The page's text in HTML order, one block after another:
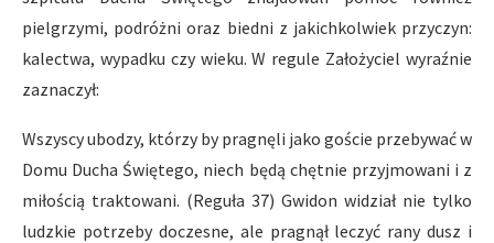
pielgrzymi, podróżni oraz biedni z jakichkolwiek przyczyn:
kalectwa, wypadku czy wieku. W regule Założyciel wyraźnie
zaznaczył:
Wszyscy ubodzy, którzy by pragnęli jako goście przebywać w
Domu Ducha Świętego, niech będą chętnie przyjmowani i z
miłością traktowani. (Reguła 37) Gwidon widział nie tylko
ludzkie potrzeby doczesne, ale pragnął leczyć rany dusz i